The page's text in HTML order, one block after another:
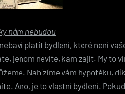
nám nebudou
platit bydlení, které není
jenom nevíte, kam zajít. My to
Nabízíme vám hypotéku,
Ano, je to vlastní bydlení.